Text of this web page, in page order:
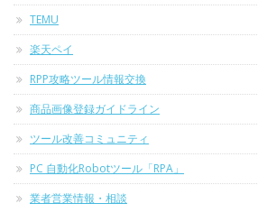
TEMU
楽天ペイ
RPP攻略ツール情報交換
商品画像登録ガイドライン
ツール改善コミュニティ
PC 自動化Robotツール「RPA」
業者営業情報・相談